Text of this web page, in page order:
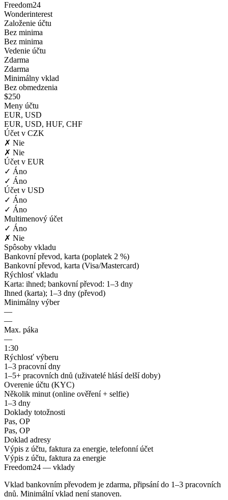
Freedom24
Wonderinterest
Založenie účtu
Bez minima
Bez minima
Vedenie účtu
Zdarma
Zdarma
Minimálny vklad
Bez obmedzenia
$250
Meny účtu
EUR, USD
EUR, USD, HUF, CHF
Účet v CZK
✗ Nie
✗ Nie
Účet v EUR
✓ Áno
✓ Áno
Účet v USD
✓ Áno
✓ Áno
Multimenový účet
✓ Áno
✗ Nie
Spôsoby vkladu
Bankovní převod, karta (poplatek 2 %)
Bankovní převod, karta (Visa/Mastercard)
Rýchlosť vkladu
Karta: ihned; bankovní převod: 1–3 dny
Ihned (karta); 1–3 dny (převod)
Minimálny výber
—
—
Max. páka
—
1:30
Rýchlosť výberu
1–3 pracovní dny
1–5+ pracovních dnů (uživatelé hlásí delší doby)
Overenie účtu (KYC)
Několik minut (online ověření + selfie)
1–3 dny
Doklady totožnosti
Pas, OP
Pas, OP
Doklad adresy
Výpis z účtu, faktura za energie, telefonní účet
Výpis z účtu, faktura za energie
Freedom24 — vklady
Vklad bankovním převodem je zdarma, připsání do 1–3 pracovních
dnů. Minimální vklad není stanoven.